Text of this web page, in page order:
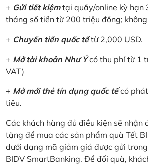
+ Gửi tiết kiệmtại quầy/online kỳ hạn
tháng số tiền từ 200 triệu đồng;
+ Chuyển tiền quốc tếtừ 2,000 USD.
+ Mở tài khoản Như Ýcó thu phí từ 1
VAT)
+ Mở mới thẻ tín dụng quốc tếcó phát
tiêu.
Các khách hàng đủ điều kiện sẽ nhận
tặng để mua các sản phẩm quà Tết
dưới dạng mã giảm giá được gửi
BIDV SmartBanking. Để đối quà,